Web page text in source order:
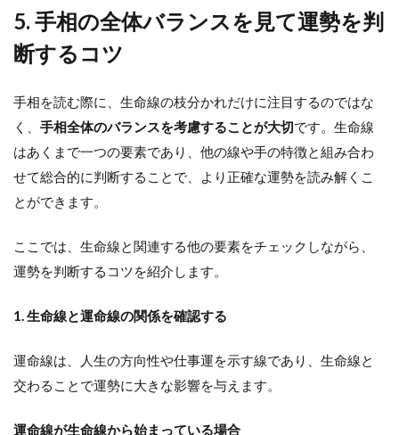
5. 手相の全体バランスを見て運勢を判
断するコツ
手相を読む際に、生命線の枝分かれだけに注目するのではな
く、 手相全体のバランスを考慮することが大切です。生命線
はあくまで一つの要素であり、他の線や手の特徴と組み合わ
せて総合的に判断することで、より正確な運勢を読み解くこ
とができます。
ここでは、生命線と関連する他の要素をチェックしながら、
運勢を判断するコツを紹介します。
1. 生命線と運命線の関係を確認する
運命線は、人生の方向性や仕事運を示す線であり、生命線と
交わることで運勢に大きな影響を与えます。
運命線が生命線から始まっている場合